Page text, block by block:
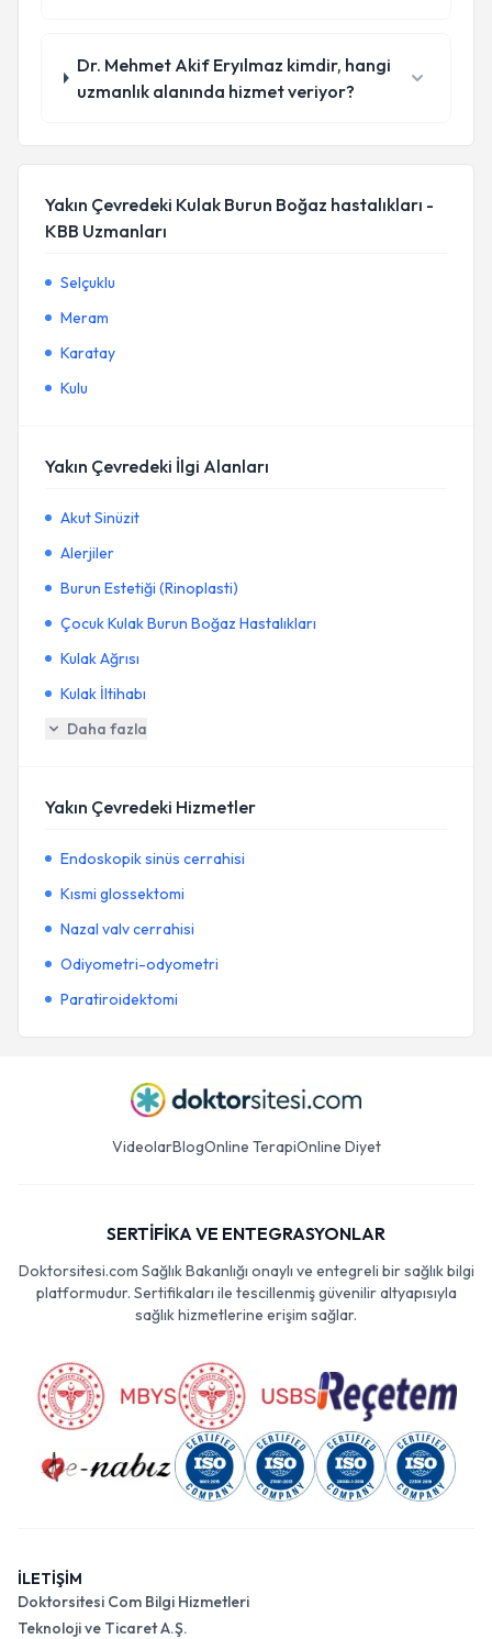
Dr. Mehmet Akif Eryılmaz kimdir, hangi
uzmanlık alanında hizmet veriyor?
Yakın Çevredeki Kulak Burun Boğaz hastalıkları -
KBB Uzmanları
Selçuklu
Meram
Karatay
Kulu
Yakın Çevredeki İlgi Alanları
Akut Sinüzit
Alerjiler
Burun Estetiği (Rinoplasti)
Çocuk Kulak Burun Boğaz Hastalıkları
Kulak Ağrısı
Kulak İltihabı
Daha fazla
Yakın Çevredeki Hizmetler
Endoskopik sinüs cerrahisi
Kısmi glossektomi
Nazal valv cerrahisi
Odiyometri-odyometri
Paratiroidektomi
VideolarBlogOnline TerapiOnline Diyet
SERTİFİKA VE ENTEGRASYONLAR
Doktorsitesi.com Sağlık Bakanlığı onaylı ve entegreli bir sağlık bilgi
platformudur. Sertifikaları ile tescillenmiş güvenilir altyapısıyla
sağlık hizmetlerine erişim sağlar.
İLETİŞİM
Doktorsitesi Com Bilgi Hizmetleri
Teknoloji ve Ticaret A.Ş.